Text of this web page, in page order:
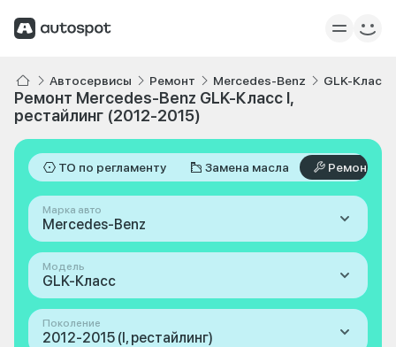
Автосервисы Ремонт Mercedes-Benz GLK-Класс
Ремонт Mercedes-Benz GLK-Класс I,
рестайлинг (2012-2015)
ТО по регламенту Замена масла Ремонт
Марка авто
Mercedes-Benz
Модель
GLK-Класс
Поколение
2012-2015 (I, рестайлинг)